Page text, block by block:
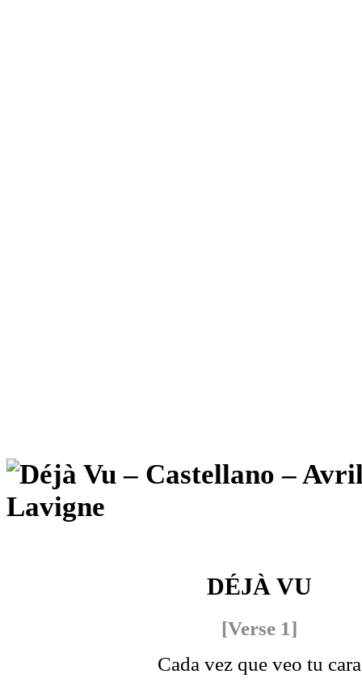
DÉJÀ VU
[Verse 1]
Cada vez que veo tu cara